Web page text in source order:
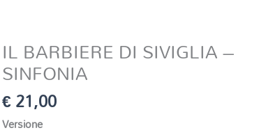
IL BARBIERE DI SIVIGLIA –
SINFONIA
€21,00
Versione